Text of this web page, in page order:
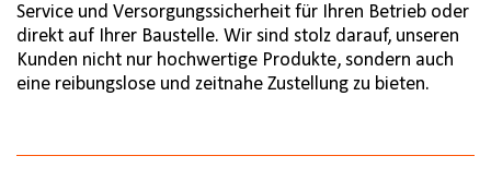
Service und Versorgungssicherheit für Ihren Betrieb oder
direkt auf Ihrer Baustelle. Wir sind stolz darauf, unseren
Kunden nicht nur hochwertige Produkte, sondern auch
eine reibungslose und zeitnahe Zustellung zu bieten.